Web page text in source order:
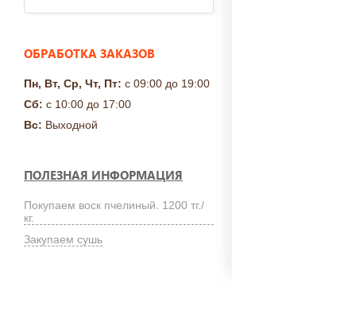
ОБРАБОТКА ЗАКАЗОВ
Пн, Вт, Ср, Чт, Пт: с 09:00 до 19:00
Сб: с 10:00 до 17:00
Вс: Выходной
ПОЛЕЗНАЯ ИНФОРМАЦИЯ
Покупаем воск пчелиный. 1200 тг./
кг.
Закупаем сушь